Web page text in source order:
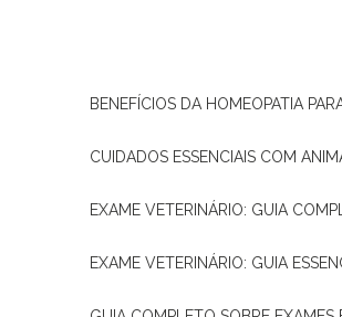
BENEFÍCIOS DA HOMEOPATIA
CUIDADOS ESSENCIAIS COM
EXAME VETERINÁRIO: GUIA
EXAME VETERINÁRIO: GUIA